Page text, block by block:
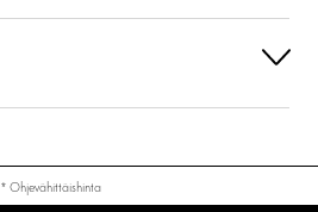
* Ohjevähittäishinta